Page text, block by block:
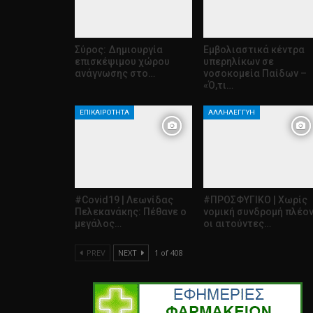
Σύρος: Δημιουργία
επισκέψιμου χώρου
ανάγνωσης στο…
Εμβολιαστικά κέντρα
υπερηλίκων σε
νοσοκομεία Παίδων –
«Ό,τι…
ΕΠΙΚΑΙΡΌΤΗΤΑ
#Covid19 | Λεωνίδας
Πελεκανάκης: Πέθανε ο
μεγάλος…
ΑΛΛΗΛΕΓΓΎΗ
#ΠΡΟΣΦΥΓΙΚΟ | Χωρίς
νομική συνδρομή
οι αιτούντες…
PREV NEXT 1 of 408